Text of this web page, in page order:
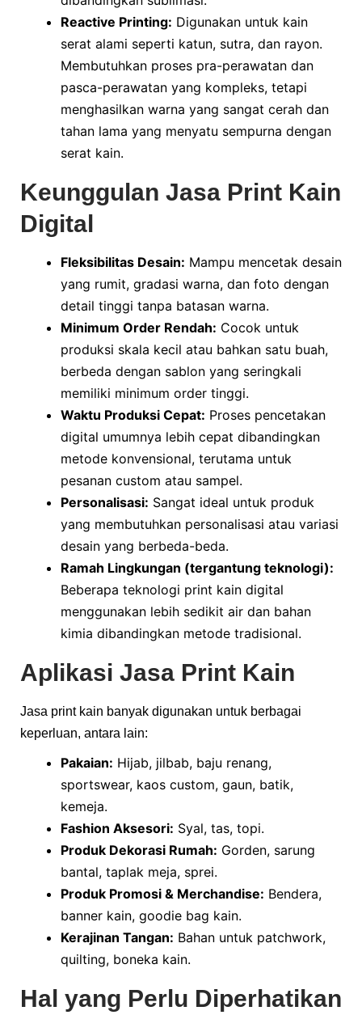
Reactive Printing: Digunakan untuk kain
serat alami seperti katun, sutra, dan rayon.
Membutuhkan proses pra-perawatan dan
pasca-perawatan yang kompleks, tetapi
menghasilkan warna yang sangat cerah dan
tahan lama yang menyatu sempurna dengan
serat kain.
Keunggulan Jasa Print Kain
Digital
Fleksibilitas Desain: Mampu mencetak desain
yang rumit, gradasi warna, dan foto dengan
detail tinggi tanpa batasan warna.
Minimum Order Rendah: Cocok untuk
produksi skala kecil atau bahkan satu buah,
berbeda dengan sablon yang seringkali
memiliki minimum order tinggi.
Waktu Produksi Cepat: Proses pencetakan
digital umumnya lebih cepat dibandingkan
metode konvensional, terutama untuk
pesanan custom atau sampel.
Personalisasi: Sangat ideal untuk produk
yang membutuhkan personalisasi atau variasi
desain yang berbeda-beda.
Ramah Lingkungan (tergantung teknologi):
Beberapa teknologi print kain digital
menggunakan lebih sedikit air dan bahan
kimia dibandingkan metode tradisional.
Aplikasi Jasa Print Kain
Jasa print kain banyak digunakan untuk berbagai
keperluan, antara lain:
Pakaian: Hijab, jilbab, baju renang,
sportswear, kaos custom, gaun, batik,
kemeja.
Fashion Aksesori: Syal, tas, topi.
Produk Dekorasi Rumah: Gorden, sarung
bantal, taplak meja, sprei.
Produk Promosi & Merchandise: Bendera,
banner kain, goodie bag kain.
Kerajinan Tangan: Bahan untuk patchwork,
quilting, boneka kain.
Hal yang Perlu Diperhatikan